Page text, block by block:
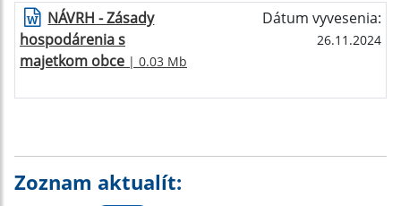
NÁVRH - Zásady
hospodárenia s
majetkom obce | 0.03 Mb
Dátum vyvesenia:
26.11.2024
Zoznam aktualít: